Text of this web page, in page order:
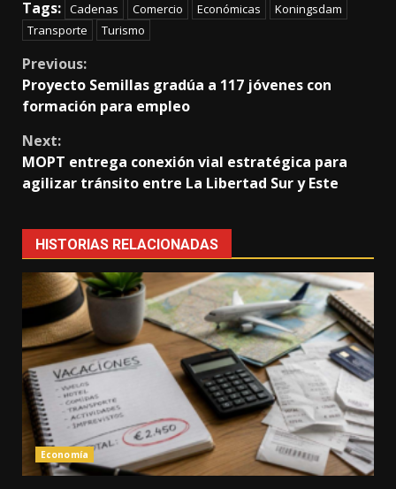
Tags: Cadenas Comercio Económicas
Koningsdam
Transporte
Turismo
Continue
Reading
Previous:
Proyecto Semillas gradúa a 117 jóvenes con
formación para empleo
Next:
MOPT entrega conexión vial estratégica para
agilizar tránsito entre La Libertad Sur y Este
HISTORIAS RELACIONADAS
Economía